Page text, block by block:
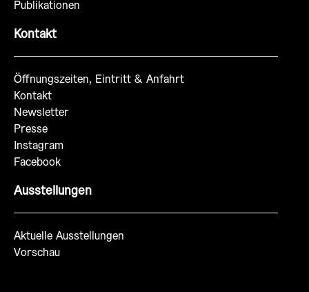
Publikationen
Kontakt
Öffnungszeiten, Eintritt & Anfahrt
Kontakt
Newsletter
Presse
Instagram
Facebook
Ausstellungen
Aktuelle Ausstellungen
Vorschau